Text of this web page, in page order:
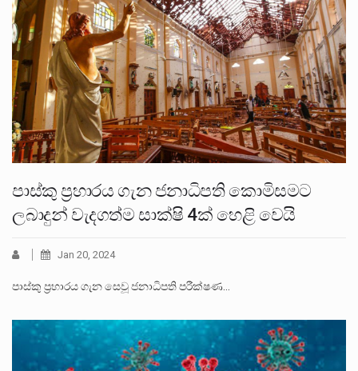
පාස්කු ප්‍රහාරය ගැන ජනාධිපති කොමිසමට
ලබාදුන් වැදගත්ම සාක්ෂි 4ක් හෙළි වෙයි
Jan 20, 2024
පාස්කු ප්‍රහාරය ගැන සෙවූ ජනාධිපති පරීක්ෂණ…